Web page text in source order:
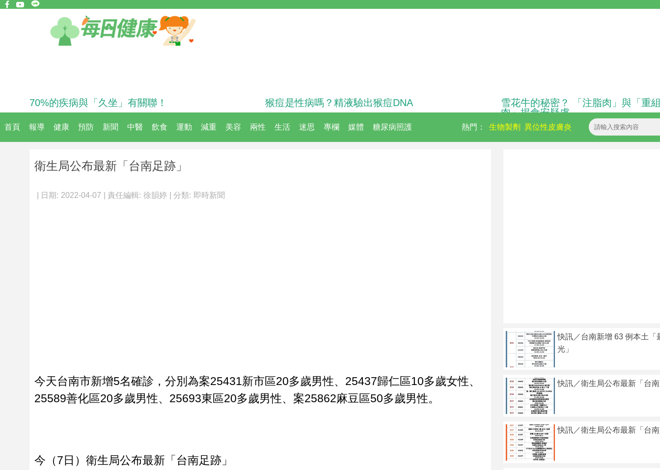
70%的疾病與「久坐」有關聯！ 猴痘是性病嗎？精液驗出猴痘DNA
雪花牛的秘密？ 「注脂肉」與「重
肉」揭食安疑慮
首頁 報導 健康 預防 新聞 中醫 飲食 運動 減重 美容 兩性 生活 迷思 專欄 媒體 糖尿病照護 異位性皮膚炎
生物製劑
熱門：
衛生局公布最新「台南足跡」
| 日期: 2022-04-07 | 責任編輯: 徐韻婷 | 分類: 即時新聞
今天台南市新增5名確診，分別為案25431新市區20多歲男性、25437歸仁區10多歲女性、
25589善化區20多歲男性、25693東區20多歲男性、案25862麻豆區50多歲男性。
今（7日）衛生局公布最新「台南足跡」
快訊／台南新增 63 例本土「
光」
快訊／衛生局公布最新「台
快訊／衛生局公布最新「台